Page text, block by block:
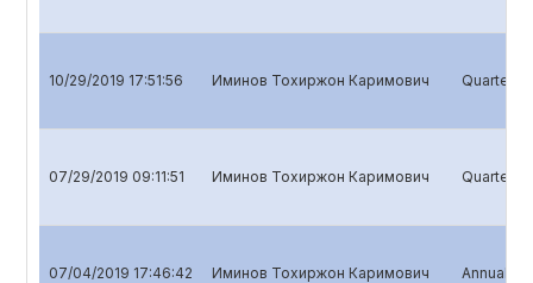
10/29/2019 17:51:56 Иминов Тохиржон Каримович Quarterly
07/29/2019 09:11:51 Иминов Тохиржон Каримович Quarterly
07/04/2019 17:46:42 Иминов Тохиржон Каримович Annual